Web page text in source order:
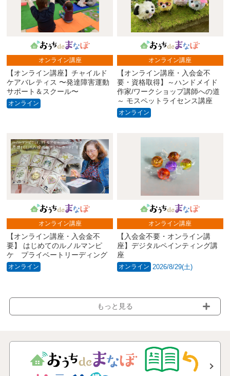
オンライン講座
【オンライン講座】チャイルド
ケアバレティス 〜発達障害運動
サポート＆スクール〜
オンライン
オンライン講座
【オンライン講座・入会金不
要・資格取得】～ハンドメイド
作家/ワークショップ講師への道
～ モスペットライセンス講座
オンライン
オンライン講座
【オンライン講座・入会金不
要】 はじめてのルノルマンピ
ケ プライベートリーディング
オンライン
オンライン講座
【入会金不要・オンライン講
座】デジタルペインティング講
座
オンライン 2026/8/29(土)
もっと見る